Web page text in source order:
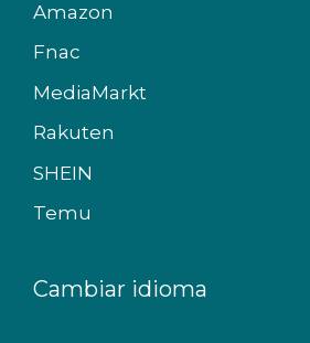
Amazon
Fnac
MediaMarkt
Rakuten
SHEIN
Temu
Cambiar idioma